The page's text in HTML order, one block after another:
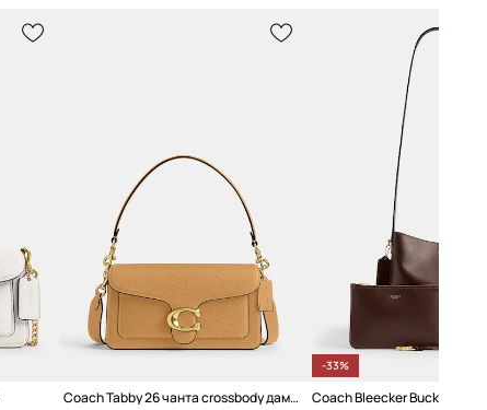
Coach Tabby 26 чанта crossbody дамска от кожа
-33%